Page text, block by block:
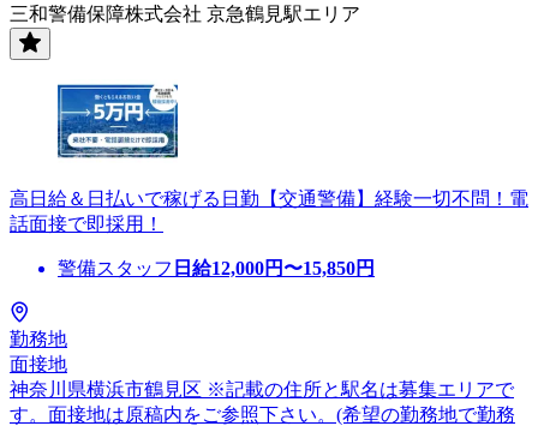
三和警備保障株式会社 京急鶴見駅エリア
高日給＆日払いで稼げる日勤【交通警備】経験一切不問！電
話面接で即採用！
警備スタッフ 日給12,000円〜15,850円
勤務地
面接地
神奈川県横浜市鶴見区 ※記載の住所と駅名は募集エリアで
す。面接地は原稿内をご参照下さい。(希望の勤務地で勤務